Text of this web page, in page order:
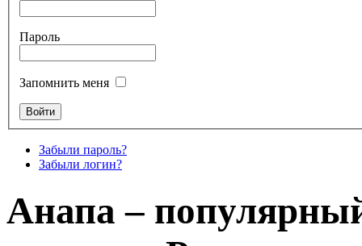
Пароль
Запомнить меня
Забыли пароль?
Забыли логин?
Анапа –